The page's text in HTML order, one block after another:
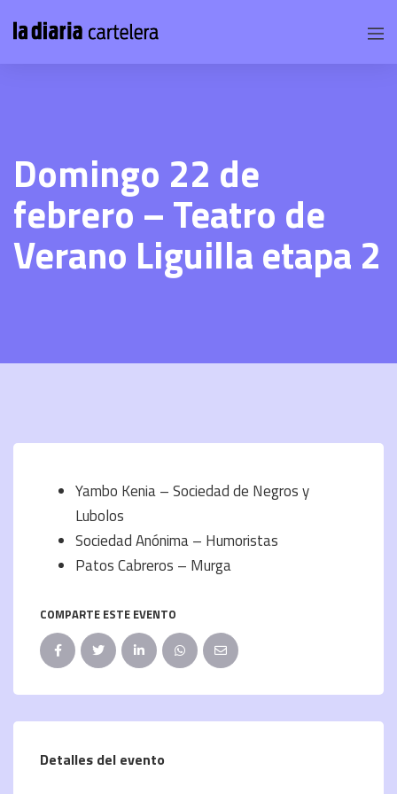
Domingo 22 de
febrero – Teatro de
Verano Liguilla etapa 2
Yambo Kenia – Sociedad de Negros y
Lubolos
Sociedad Anónima – Humoristas
Patos Cabreros – Murga
COMPARTE ESTE EVENTO
Detalles del evento